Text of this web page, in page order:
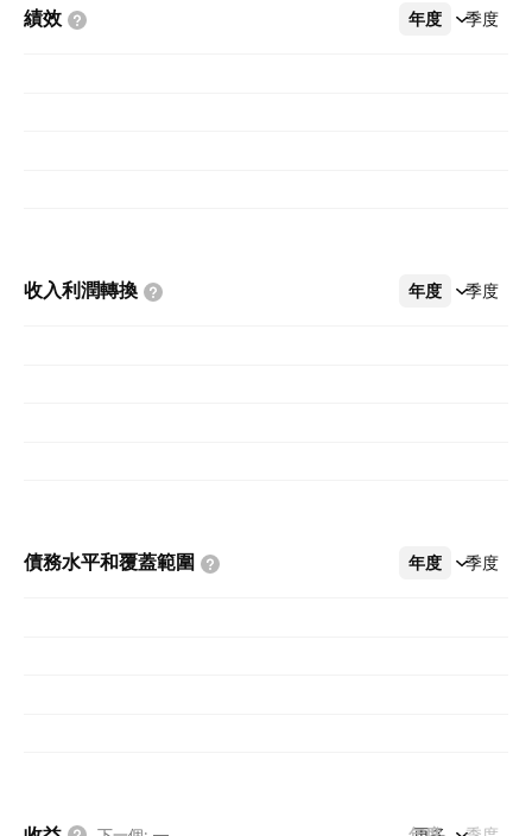
績效 年度 季度
更多
收入利潤轉換 年度 季度
更多
債務水平和覆蓋範圍 年度 季度
更多